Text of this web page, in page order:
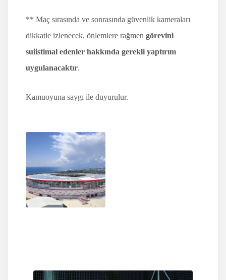
** Maç sırasında ve sonrasında güvenlik kameraları
dikkatle izlenecek, önlemlere rağmen görevini
suiistimal edenler hakkında gerekli yaptırım
uygulanacaktır.
Kamuoyuna saygı ile duyurulur.